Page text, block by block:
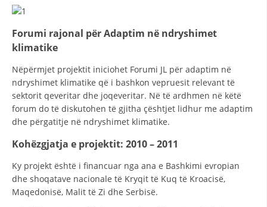
DORACAKË
STRATEGJI
MATERIAL EDUKATIVO INFORMATIV
PRESENTATIONS
Forumi rajonal për Adaptim në ndryshimet
klimatike
Nëpërmjet projektit iniciohet Forumi JL për adaptim në
ndryshimet klimatike që i bashkon vepruesit relevant të
sektorit qeveritar dhe joqeveritar. Në të ardhmen në këtë
forum do të diskutohen të gjitha çështjet lidhur me adaptim
dhe përgatitje në ndryshimet klimatike.
Kohëzgjatja e projektit: 2010 – 2011
Ky projekt është i financuar nga ana e Bashkimi evropian
dhe shoqatave nacionale të Kryqit të Kuq të Kroacisë,
Maqedonisë, Malit të Zi dhe Serbisë.